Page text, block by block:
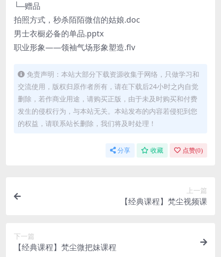
└─赠品
拍照方式，秒杀陌陌微信的姑娘.doc
男士衣橱必备的单品.pptx
职业形象——领袖气场形象塑造.flv
免责声明：本站大部分下载资源收集于网络，只做学习和
交流使用，版权归原作者所有，请在下载后24小时之内自觉
删除，若作商业用途，请购买正版，由于未及时购买和付费
发生的侵权行为，与本站无关。本站发布的内容若侵犯到您
的权益，请联系站长删除，我们将及时处理！
分享 收藏 点赞(0)
上一篇
【经典课程】梵尘视频课
下一篇
【经典课程】梵尘微把妹课程